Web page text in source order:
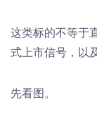
这类标的不等于
式上市信号，以
先看图。